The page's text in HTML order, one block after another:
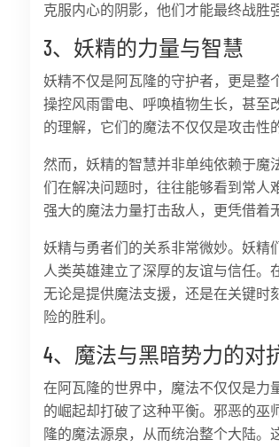
克服内心的阴影，他们才能最终战胜
3、妖精的力量与智慧
妖精不仅是阿瓦隆的守护者，更是整
操控风雨雷电、呼唤植物生长，甚至
的理解，它们的魔法不仅仅是攻击性
然而，妖精的智慧并非单纯依赖于魔
们在解决问题时，往往能够看到常人
强大的魔法力量打击敌人，更凭借着
妖精与勇者们的关系非常微妙。妖精
人类英雄建立了深厚的友谊与信任。
无论是提供魔法支援，还是在关键时
险的胜利。
4、魔法与黑暗势力的对
在阿瓦隆的世界中，魔法不仅仅是力
的崛起却打破了这种平衡。邪恶的巫
隆的魔法源泉，从而统治整个大陆。